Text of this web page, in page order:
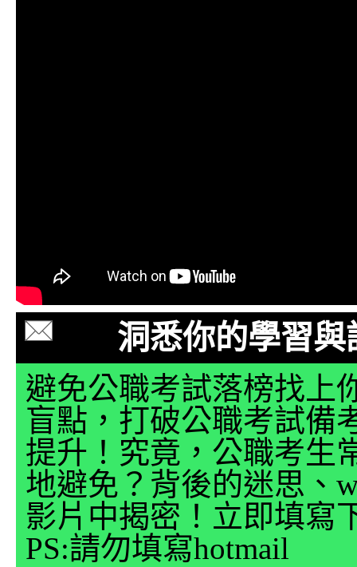
洞悉你的學習
避免公職考試落榜找上
盲點，打破公職考試備
提升！究竟，公職考生
地避免？背後的迷思、
影片中揭密！立即填寫
PS:請勿填寫hotmail